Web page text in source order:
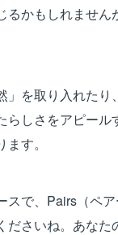
かもしれません
」を取り入れたり
らしさをアピール
す。
スで、Pairs（ペ
ださいね。あなた